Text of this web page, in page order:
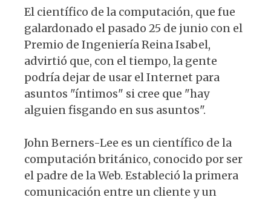
El científico de la computación, que fue
galardonado el pasado 25 de junio con el
Premio de Ingeniería Reina Isabel,
advirtió que, con el tiempo, la gente
podría dejar de usar el Internet para
asuntos "íntimos" si cree que "hay
alguien fisgando en sus asuntos".
John Berners-Lee es un científico de la
computación británico, conocido por ser
el padre de la Web. Estableció la primera
comunicación entre un cliente y un